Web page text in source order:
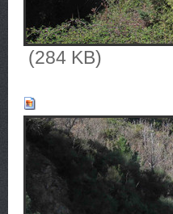
(284 KB)